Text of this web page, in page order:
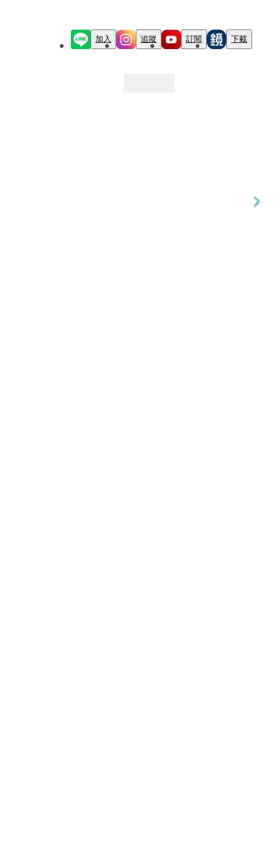
加入 追蹤 訂閱 下載